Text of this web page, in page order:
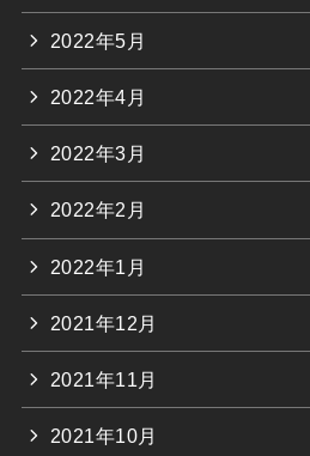
2022年5月
2022年4月
2022年3月
2022年2月
2022年1月
2021年12月
2021年11月
2021年10月